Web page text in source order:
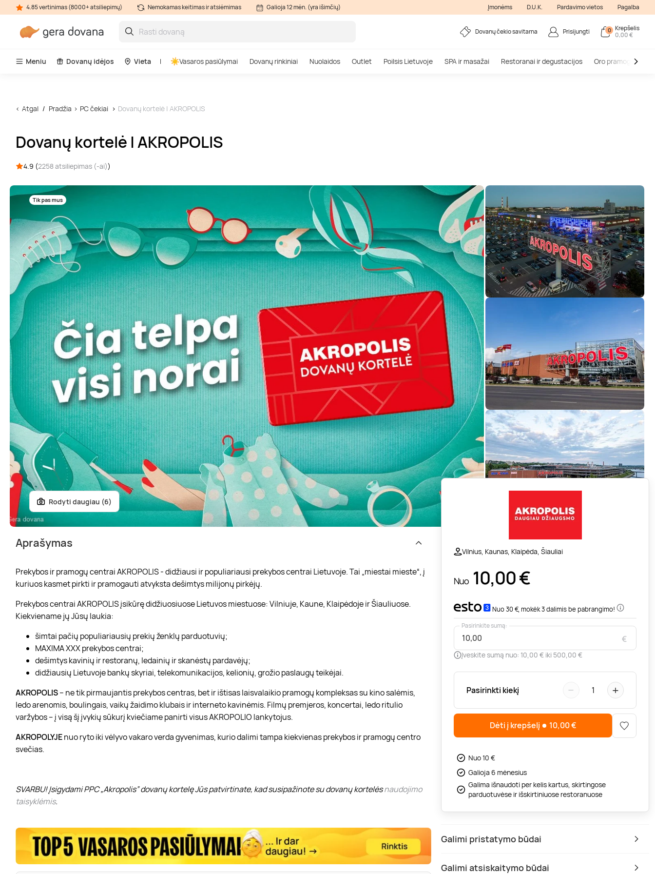
4.85 vertinimas (8000+ atsiliepimų) Nemokamas keitimas ir atsiėmimas Galioja 12 mėn. (yra išimčių) Įmonėms D.U.K. Pardavimo vietos Pagalba
Dovanų čekio savitarna Prisijungti 0 Krepšelis
0,00 €
Meniu Dovanų idėjos Vieta Vasaros pasiūlymai Dovanų rinkiniai Nuolaidos Outlet Poilsis Lietuvoje SPA ir masažai Restoranai ir degustacijos Oro pramogos
Atgal Pradžia PC čekiai Dovanų kortelė | AKROPOLIS
Dovanų kortelė | AKROPOLIS
4.9 (2258 atsiliepimas (-ai))
Tik pas mus
Rodyti daugiau (6)
Vilnius, Kaunas, Klaipėda, Šiauliai
Nuo 10,00€
Nuo 30 €, mokėk 3 dalimis be pabrangimo!
€
Pasirinkite sumą:
Įveskite sumą nuo: 10,00 € iki 500,00 €
Pasirinkti kiekį − 1 +
Dėti į krepšelį 10,00€
Nuo 10 €
Galioja 6 mėnesius
Galima išnaudoti per kelis kartus, skirtingose
parduotuvėse ir išskirtiniuose restoranuose
Galimi pristatymo būdai
Galimi atsiskaitymo būdai
Aprašymas
Prekybos ir pramogų centrai AKROPOLIS - didžiausi ir populiariausi prekybos centrai Lietuvoje. Tai „miestai mieste“, į
kuriuos kasmet pirkti ir pramogauti atvyksta dešimtys milijonų pirkėjų.
Prekybos centrai AKROPOLIS įsikūrę didžiuosiuose Lietuvos miestuose: Vilniuje, Kaune, Klaipėdoje ir Šiauliuose.
Kiekviename jų Jūsų laukia:
šimtai pačių populiariausių prekių ženklų parduotuvių;
MAXIMA XXX prekybos centrai;
dešimtys kavinių ir restoranų, ledainių ir skanėstų pardavėjų;
didžiausių Lietuvoje bankų skyriai, telekomunikacijos, kelionių, grožio paslaugų teikėjai.
AKROPOLIS– ne tik pirmaujantis prekybos centras, bet ir ištisas laisvalaikio pramogų kompleksas su kino salėmis,
ledo arenomis, boulingais, vaikų žaidimo klubais ir interneto kavinėmis. Filmų premjeros, koncertai, ledo ritulio
varžybos – į visą šį įvykių sūkurį kviečiame panirti visus AKROPOLIO lankytojus.
AKROPOLYJEnuo ryto iki vėlyvo vakaro verda gyvenimas, kurio dalimi tampa kiekvienas prekybos ir pramogų centro
svečias.
SVARBU! Įsigydami PPC „Akropolis” dovanų kortelę Jūs patvirtinate, kad susipažinote su dovanų kortelėsnaudojimo
taisyklėmis.